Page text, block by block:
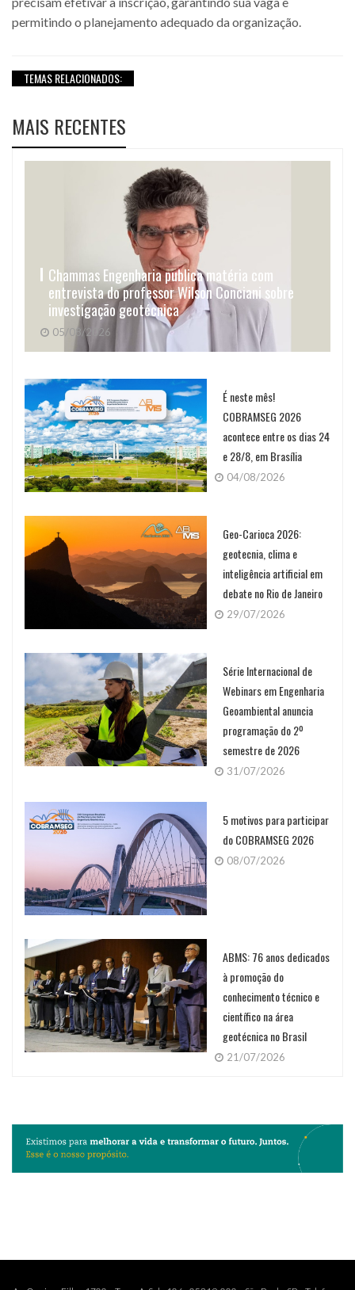
permitindo o planejamento adequado da organização.
TEMAS RELACIONADOS:
MAIS RECENTES
Chammas Engenharia publica matéria com
entrevista do professor Wilson Conciani sobre
investigação geotécnica
05/08/2026
É neste mês!
COBRAMSEG 2026
acontece entre os dias 24
e 28/8, em Brasília
04/08/2026
Geo-Carioca 2026:
geotecnia, clima e
inteligência artificial em
debate no Rio de Janeiro
29/07/2026
Série Internacional de
Webinars em Engenharia
Geoambiental anuncia
programação do 2º
semestre de 2026
31/07/2026
5 motivos para participar
do COBRAMSEG 2026
08/07/2026
ABMS: 76 anos dedicados
à promoção do
conhecimento técnico e
científico na área
geotécnica no Brasil
21/07/2026